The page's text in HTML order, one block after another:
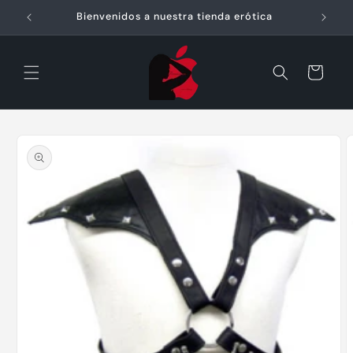
directamente
al contenido
Bienvenidos a nuestra tienda erótica
Carrito
a la
información